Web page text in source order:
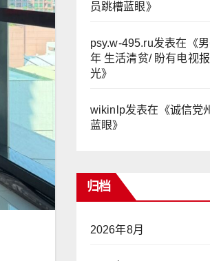
员跳槽蓝眼》
psy.w-495.ru发表在《
年 生活清贫/ 盼有电视
光》
wikinlp发表在《诚信党
蓝眼》
归档
2026年8月